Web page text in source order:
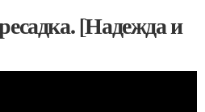
[Надежда и